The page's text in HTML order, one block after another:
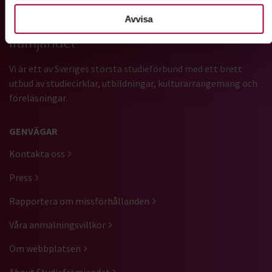
Avvisa
Gå till studiefrämjandets startsida
Vi är ett av Sveriges största studieförbund med ett brett
utbud av studiecirklar, utbildningar, kulturarrangemang och
föreläsningar.
GENVÄGAR
Kontakta oss
Press
Rapportera om missförhållanden
Våra anmälningsvillkor
Om webbplatsen